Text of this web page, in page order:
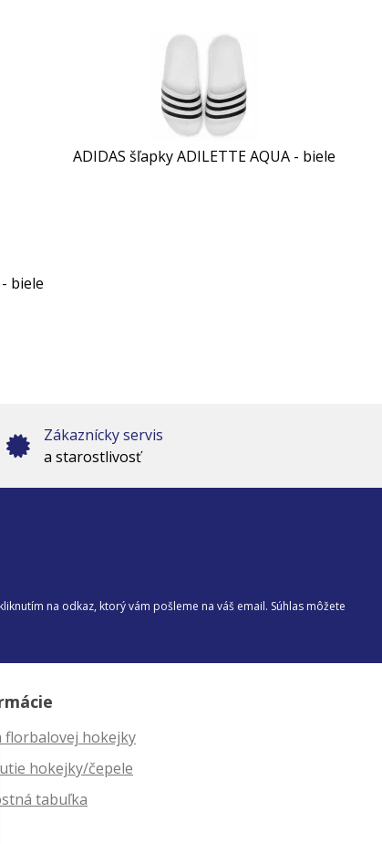
ADIDAS šľapky ADILETTE AQUA - biele
biele
Zákaznícky servis
a starostlivosť
na odkaz, ktorý vám pošleme na váš email. Súhlas môžete
florbalovej hokejky
hokejky/čepele
tabuľka